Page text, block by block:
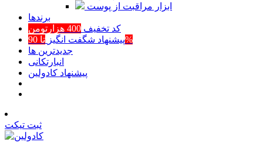
ابزار مراقبت از پوست
برند‌ها
کد تخفیف 400 هزارتومن
پیشنهاد شگفت انگیزتا 90%
جدیدترین ها
انبارتکانی
پیشنهاد کادولین
ثبت تیکت